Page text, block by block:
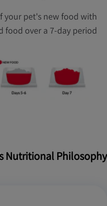
your pet's new food with
food over a 7-day period.
Nutritional Philosophy